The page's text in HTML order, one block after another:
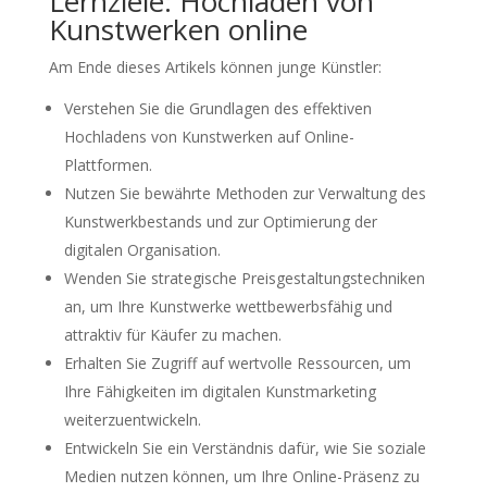
Kunstwerken online
Am Ende dieses Artikels können junge Künstler:
Verstehen Sie die Grundlagen des effektiven
Hochladens von Kunstwerken auf Online-
Plattformen.
Nutzen Sie bewährte Methoden zur Verwaltung des
Kunstwerkbestands und zur Optimierung der
digitalen Organisation.
Wenden Sie strategische Preisgestaltungstechniken
an, um Ihre Kunstwerke wettbewerbsfähig und
attraktiv für Käufer zu machen.
Erhalten Sie Zugriff auf wertvolle Ressourcen, um
Ihre Fähigkeiten im digitalen Kunstmarketing
weiterzuentwickeln.
Entwickeln Sie ein Verständnis dafür, wie Sie soziale
Medien nutzen können, um Ihre Online-Präsenz zu